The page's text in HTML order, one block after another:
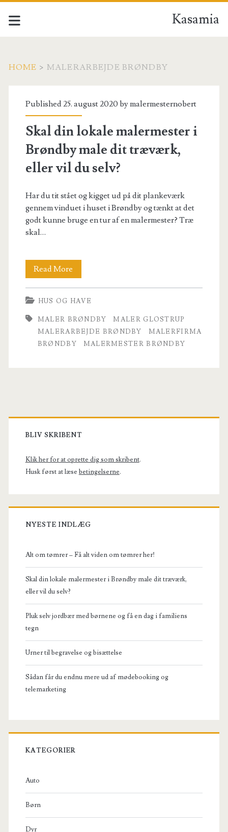
Kasamia
HOME > MALERARBEJDE BRØNDBY
Tag:
<span>malerarbejde
brøndby</span>
Published 25. august 2020 bymalermesternobert
Skal din lokale malermester i
Brøndby male dit træværk,
eller vil du selv?
Har du tit stået og kigget ud på dit plankeværk
gennem vinduet i huset i Brøndby og tænkt at det
godt kunne bruge en tur af en malermester? Træ
skal…
Read More
din
lokale
malermester
i
træværk,
eller
du
HUS OG HAVE
MALER BRØNDBY
MALER GLOSTRUP
MALERARBEJDE BRØNDBY
MALERFIRMA
BRØNDBY
MALERMESTER BRØNDBY
Primary
Sidebar
BLIV SKRIBENT
Klik her for at oprette dig som skribent.
Husk først at læse betingelserne.
NYESTE INDLÆG
Alt om tømrer – Få alt viden om tømrer her!
Skal din lokale malermester i Brøndby male dit træværk,
eller vil du selv?
Pluk selv jordbær med børnene og få en dag i familiens
tegn
Urner til begravelse og bisættelse
Sådan får du endnu mere ud af mødebooking og
telemarketing
KATEGORIER
Auto
Børn
Dyr